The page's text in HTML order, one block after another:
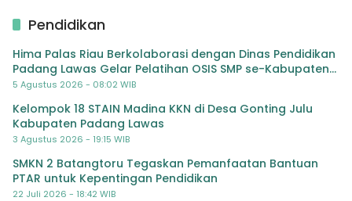
Pendidikan
Hima Palas Riau Berkolaborasi dengan Dinas Pendidikan
Padang Lawas Gelar Pelatihan OSIS SMP se-Kabupaten
Padang Lawas
5 Agustus 2026 - 08:02 WIB
Kelompok 18 STAIN Madina KKN di Desa Gonting Julu
Kabupaten Padang Lawas
3 Agustus 2026 - 19:15 WIB
SMKN 2 Batangtoru Tegaskan Pemanfaatan Bantuan
PTAR untuk Kepentingan Pendidikan
22 Juli 2026 - 18:42 WIB